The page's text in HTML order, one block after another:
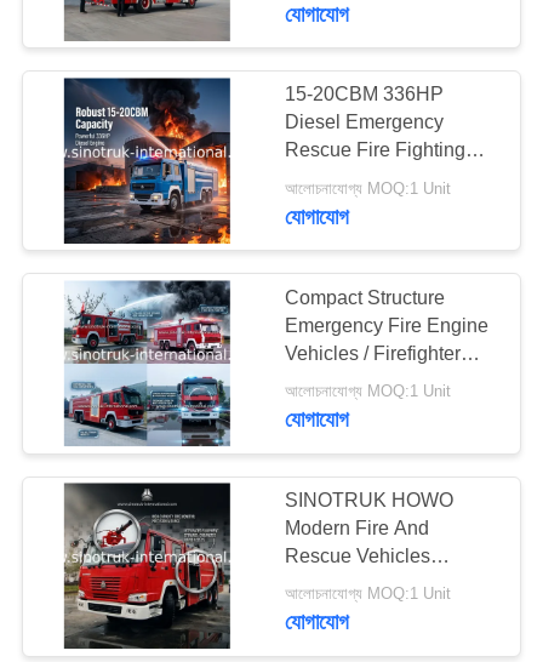
সাইট
গোপনীয়তা
কংক্রিট মিক্সার ট্রাক
ট্রাক খুচরা যন্ত্রাংশ
অগ্নি নির্বাপক ট্রাক
17
যোগাযোগ
15-20CBM 336HP
Diesel Emergency
Rescue Fire Fighting
Truck Strong Power
আলোচনাযোগ্য MOQ:1 Unit
যোগাযোগ
Compact Structure
Emergency Fire Engine
Vehicles / Firefighter
আলোচনাযোগ্য MOQ:1 Unit
যোগাযোগ
SINOTRUK HOWO
Modern Fire And
Rescue Vehicles
Sprinkling Truck
Equipment
আলোচনাযোগ্য MOQ:1 Unit
যোগাযোগ